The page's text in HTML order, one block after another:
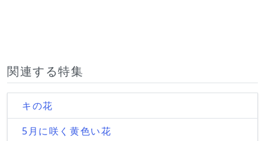
関連する特集
キの花
5月に咲く黄色い花